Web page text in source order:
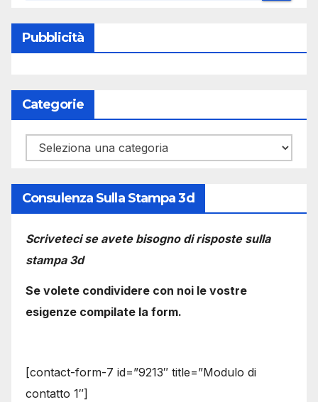
Pubblicità
Categorie
Categorie
Consulenza Sulla Stampa 3d
Scriveteci se avete bisogno di risposte sulla
stampa 3d
Se volete condividere con noi le vostre
esigenze compilate la form.
[contact-form-7 id=”9213″ title=”Modulo di
contatto 1″]